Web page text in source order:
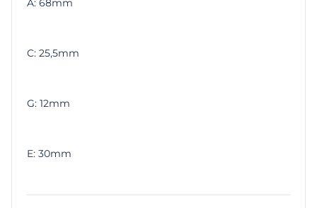
A: 68mm
C: 25,5mm
G: 12mm
E: 30mm